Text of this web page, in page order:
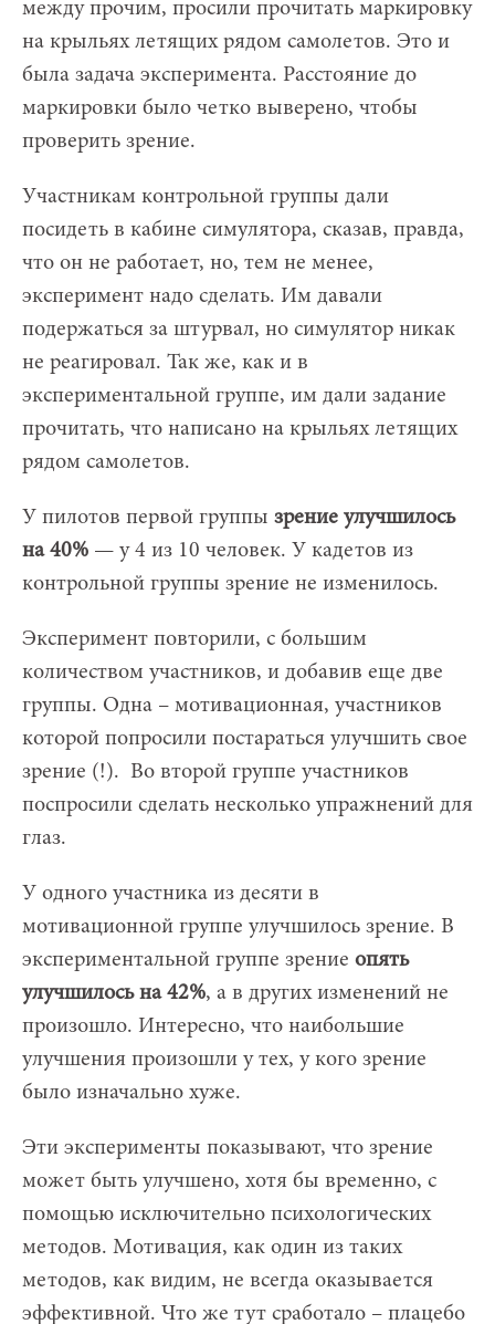
между прочим, просили прочитать маркировку
на крыльях летящих рядом самолетов. Это и
была задача эксперимента. Расстояние до
маркировки было четко выверено, чтобы
проверить зрение.
Участникам контрольной группы дали
посидеть в кабине симулятора, сказав, правда,
что он не работает, но, тем не менее,
эксперимент надо сделать. Им давали
подержаться за штурвал, но симулятор никак
не реагировал. Так же, как и в
экспериментальной группе, им дали задание
прочитать, что написано на крыльях летящих
рядом самолетов.
У пилотов первой группы зрение улучшилось
на 40% — у 4 из 10 человек. У кадетов из
контрольной группы зрение не изменилось.
Эксперимент повторили, с большим
количеством участников, и добавив еще две
группы. Одна – мотивационная, участников
которой попросили постараться улучшить свое
зрение (!). Во второй группе участников
поспросили сделать несколько упражнений для
глаз.
У одного участника из десяти в
мотивационной группе улучшилось зрение. В
экспериментальной группе зрение опять
улучшилось на 42%, а в других изменений не
произошло. Интересно, что наибольшие
улучшения произошли у тех, у кого зрение
было изначально хуже.
Эти эксперименты показывают, что зрение
может быть улучшено, хотя бы временно, с
помощью исключительно психологических
методов. Мотивация, как один из таких
методов, как видим, не всегда оказывается
эффективной. Что же тут сработало – плацебо